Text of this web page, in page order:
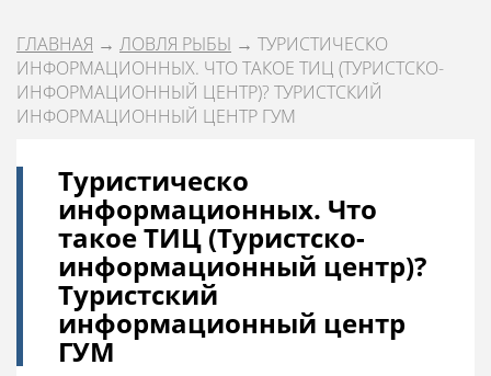
ГЛАВНАЯ → ЛОВЛЯ РЫБЫ → ТУРИСТИЧЕСКО
ИНФОРМАЦИОННЫХ. ЧТО ТАКОЕ ТИЦ (ТУРИСТСКО-
ИНФОРМАЦИОННЫЙ ЦЕНТР)? ТУРИСТСКИЙ
ИНФОРМАЦИОННЫЙ ЦЕНТР ГУМ
Туристическо
информационных. Что
такое ТИЦ (Туристско-
информационный центр)?
Туристский
информационный центр
ГУМ